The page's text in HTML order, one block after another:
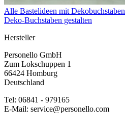
Alle Bastelideen mit Dekobuchstaben
Deko-Buchstaben gestalten
Hersteller
Personello GmbH
Zum Lokschuppen 1
66424 Homburg
Deutschland
Tel: 06841 - 979165
E-Mail: service@personello.com